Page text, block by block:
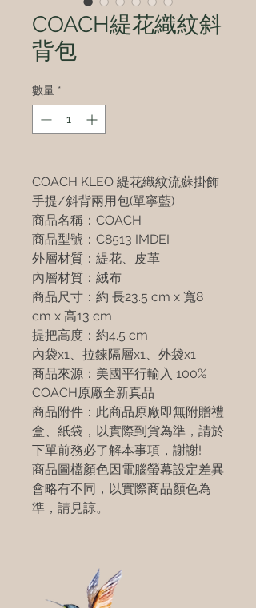
COACH緹花織紋斜
背包
數量 *
COACH KLEO 緹花織紋流蘇掛飾
手提/斜背兩用包(單寧藍)
商品名稱：COACH
商品型號：C8513 IMDEI
外層材質：緹花、皮革
內層材質：絨布
商品尺寸：約 長23.5 cm x 寬8
cm x 高13 cm
提把高度：約4.5 cm
內袋x1、拉鍊隔層x1、外袋x1
商品來源：美國平行輸入 100%
COACH原廠全新真品
商品附件：此商品原廠即無附贈禮
盒、紙袋，以實際到貨為準，請於
下單前務必了解本事項，謝謝!
商品圖檔顏色因電腦螢幕設定差異
會略有不同，以實際商品顏色為
準，請見諒。